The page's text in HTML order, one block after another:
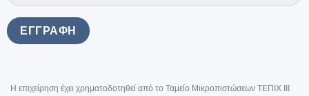
Η επιχείρηση έχει χρηματοδοτηθεί από το Ταμείο Μικροπιστώσεων ΤΕΠΙΧ III